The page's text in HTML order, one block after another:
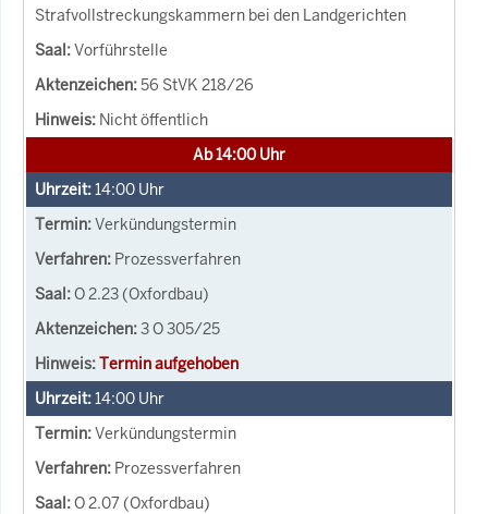
Strafvollstreckungskammern bei den Landgerichten
Vorführstelle
56 StVK 218/26
Nicht öffentlich
Ab 14:00 Uhr
14:00 Uhr
Verkündungstermin
Prozessverfahren
O 2.23 (Oxfordbau)
3 O 305/25
Termin aufgehoben
14:00 Uhr
Verkündungstermin
Prozessverfahren
O 2.07 (Oxfordbau)